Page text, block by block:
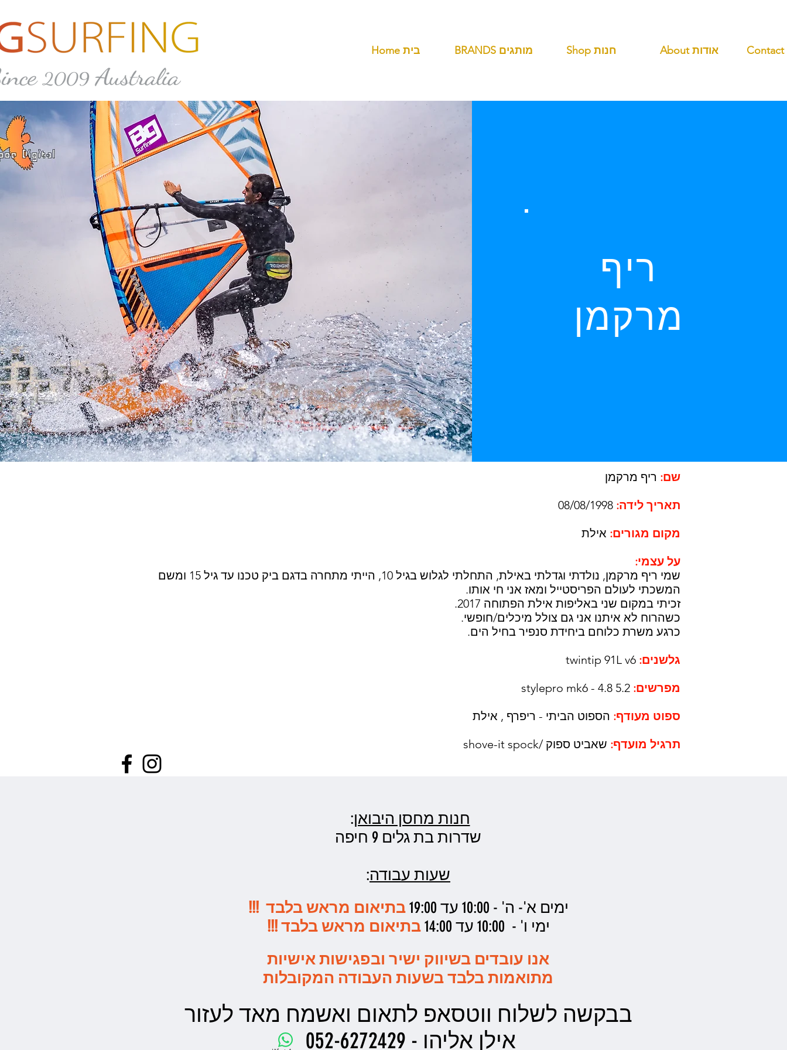
Home בית BRANDS מותגים Shop חנות About אודות
ריף
מרקמן
שם: ריף מרקמן
תאריך לידה:
מקום מגורים: אילת
על עצמי:
שמי ריף מרקמן, נולדתי וגדלתי באילת, התחלתי לגלוש בגיל 10, הייתי מתחרה בדגם ביק טכנו עד גיל 15 ומשם
המשכתי לעולם הפריסטייל ומאז אני חי אותו.
זכיתי במקום שני באליפות אילת הפתוחה 2017.
כשהרוח לא איתנו אני גם צולל מיכלים/חופשי.
כרגע משרת כלוחם ביחידת סנפיר בחיל הים.
גלשנים:
מפרשים:
ספוט מעודף: הספוט הביתי - ריפרף , אילת
תרגיל מועדף: שאביט ספוק /shove-it spock
חנות מחסן היבואן:
שדרות בת גלים 9 חיפה
שעות עבודה:
ימים א'- ה' - 10:00 עד 19:00
בתיאום מראש בלבד !!!
ימי ו' - 10:00 עד 14:00
בתיאום מראש בלבד !!!
אנו עובדים בשיווק ישיר ובפגישות אישיות
מתואמות בלבד בשעות העבודה המקובלות
בבקשה לשלוח ווטסאפ לתאום ואשמח מאד לעזור
אילן אליהו - 052-6272429